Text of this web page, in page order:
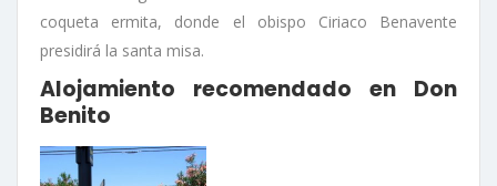
coqueta ermita, donde el obispo Ciriaco Benavente
presidirá la santa misa.
Alojamiento recomendado en Don
Benito